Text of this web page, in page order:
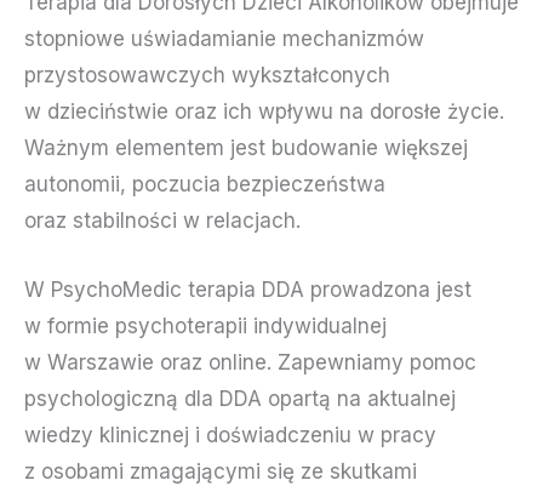
stopniowe uświadamianie mechanizmów
przystosowawczych wykształconych
w dzieciństwie oraz ich wpływu na dorosłe życie.
Ważnym elementem jest budowanie większej
autonomii, poczucia bezpieczeństwa
oraz stabilności w relacjach.
W PsychoMedic terapia DDA prowadzona jest
w formie psychoterapii indywidualnej
w Warszawie oraz online. Zapewniamy pomoc
psychologiczną dla DDA opartą na aktualnej
wiedzy klinicznej i doświadczeniu w pracy
z osobami zmagającymi się ze skutkami